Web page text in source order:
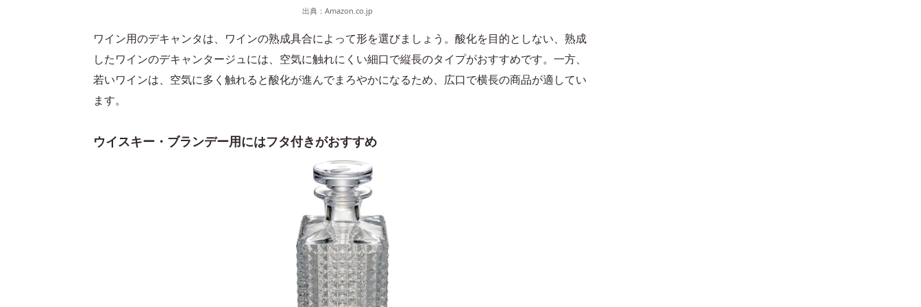
出典： Amazon.co.jp
ワイン用のデキャンタは、ワインの熟成具合によって形を選びましょう。酸化を目的としない、熟成
したワインのデキャンタージュには、空気に触れにくい細口で縦長のタイプがおすすめです。一方、
若いワインは、空気に多く触れると酸化が進んでまろやかになるため、広口で横長の商品が適してい
ます。
ウイスキー・ブランデー用にはフタ付きがおすすめ